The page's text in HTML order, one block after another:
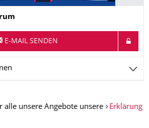
E-MAIL SENDEN
alle unsere Angebote unsere
Erklärung